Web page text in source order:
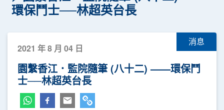
環保鬥士──林超英台長
消息
2021 年 8 月 04 日
園繫香江．監院隨筆 (八十二) ——環保鬥
士──林超英台長